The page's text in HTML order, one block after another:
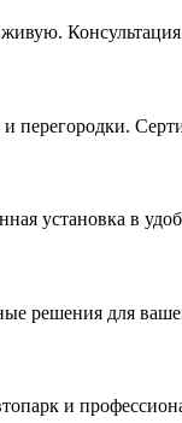
Консультация
перегородки.
установка в
решения для
и